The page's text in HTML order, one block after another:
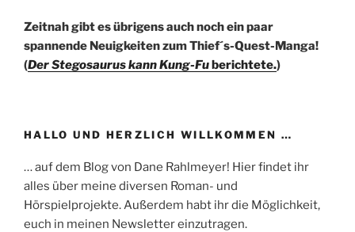
Zeitnah gibt es übrigens auch noch ein paar
spannende Neuigkeiten zum Thief´s-Quest-Manga!
(Der Stegosaurus kann Kung-Fuberichtete.)
HALLO UND HERZLICH WILLKOMMEN …
… auf dem Blog von Dane Rahlmeyer! Hier findet ihr
alles über meine diversen Roman- und
Hörspielprojekte. Außerdem habt ihr die Möglichkeit,
euch in meinen Newsletter einzutragen.